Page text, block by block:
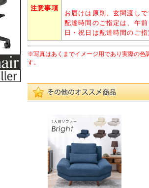
注意事項
お届けは原則、玄関渡し
配達時間のご指定は、午
日・祝日は配達時間のご
※写真はあくまでイメージ用であり実際の色
す。